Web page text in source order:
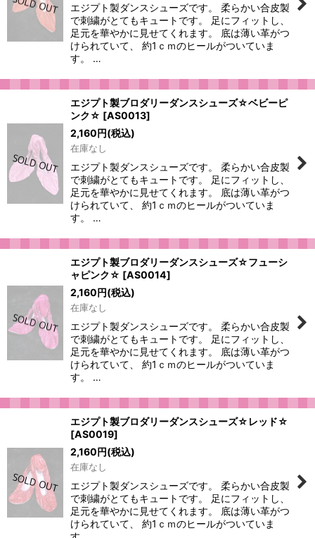
エジプト製ダンスシューズです。 柔らかい合皮製
で刺繍がとてもキュートです。 足にフィットし、
足元を華やかに見せてくれます。 底は薄い革がつ
けられていて、 約1ｃｍのヒールがついていま
す。 …
エジプト製ブロダリーダンスシューズ☆ベビーピ
ンク☆ [AS0013]
2,160円(税込)
在庫なし
エジプト製ダンスシューズです。 柔らかい合皮製
で刺繍がとてもキュートです。 足にフィットし、
足元を華やかに見せてくれます。 底は薄い革がつ
けられていて、 約1ｃｍのヒールがついていま
す。 …
エジプト製ブロダリーダンスシューズ☆フューシ
ャピンク☆ [AS0014]
2,160円(税込)
在庫なし
エジプト製ダンスシューズです。 柔らかい合皮製
で刺繍がとてもキュートです。 足にフィットし、
足元を華やかに見せてくれます。 底は薄い革がつ
けられていて、 約1ｃｍのヒールがついていま
す。 …
エジプト製ブロダリーダンスシューズ☆レッド☆
[AS0019]
2,160円(税込)
在庫なし
エジプト製ダンスシューズです。 柔らかい合皮製
で刺繍がとてもキュートです。 足にフィットし、
足元を華やかに見せてくれます。 底は薄い革がつ
けられていて、 約1ｃｍのヒールがついていま